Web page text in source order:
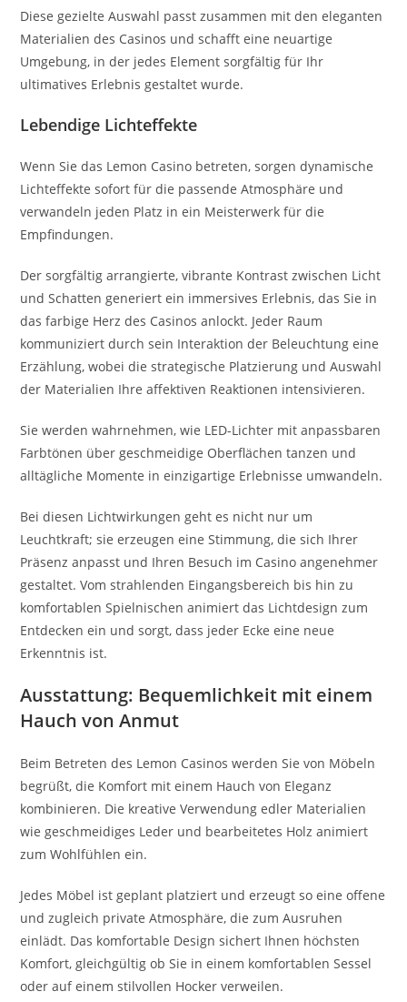
Diese gezielte Auswahl passt zusammen mit den eleganten
Materialien des Casinos und schafft eine neuartige
Umgebung, in der jedes Element sorgfältig für Ihr
ultimatives Erlebnis gestaltet wurde.
Lebendige Lichteffekte
Wenn Sie das Lemon Casino betreten, sorgen dynamische
Lichteffekte sofort für die passende Atmosphäre und
verwandeln jeden Platz in ein Meisterwerk für die
Empfindungen.
Der sorgfältig arrangierte, vibrante Kontrast zwischen Licht
und Schatten generiert ein immersives Erlebnis, das Sie in
das farbige Herz des Casinos anlockt. Jeder Raum
kommuniziert durch sein Interaktion der Beleuchtung eine
Erzählung, wobei die strategische Platzierung und Auswahl
der Materialien Ihre affektiven Reaktionen intensivieren.
Sie werden wahrnehmen, wie LED-Lichter mit anpassbaren
Farbtönen über geschmeidige Oberflächen tanzen und
alltägliche Momente in einzigartige Erlebnisse umwandeln.
Bei diesen Lichtwirkungen geht es nicht nur um
Leuchtkraft; sie erzeugen eine Stimmung, die sich Ihrer
Präsenz anpasst und Ihren Besuch im Casino angenehmer
gestaltet. Vom strahlenden Eingangsbereich bis hin zu
komfortablen Spielnischen animiert das Lichtdesign zum
Entdecken ein und sorgt, dass jeder Ecke eine neue
Erkenntnis ist.
Ausstattung: Bequemlichkeit mit einem
Hauch von Anmut
Beim Betreten des Lemon Casinos werden Sie von Möbeln
begrüßt, die Komfort mit einem Hauch von Eleganz
kombinieren. Die kreative Verwendung edler Materialien
wie geschmeidiges Leder und bearbeitetes Holz animiert
zum Wohlfühlen ein.
Jedes Möbel ist geplant platziert und erzeugt so eine offene
und zugleich private Atmosphäre, die zum Ausruhen
einlädt. Das komfortable Design sichert Ihnen höchsten
Komfort, gleichgültig ob Sie in einem komfortablen Sessel
oder auf einem stilvollen Hocker verweilen.